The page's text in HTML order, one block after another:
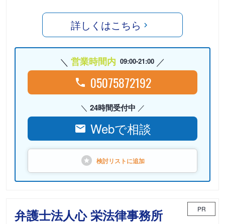
詳しくはこちら
営業時間内 09:00-21:00
05075872192
24時間受付中
Webで相談
検討リストに追加
弁護士法人心 栄法律事務所 PR